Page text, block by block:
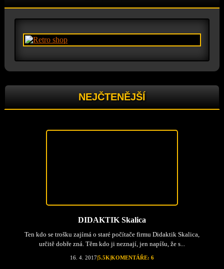
NEJČTENĚJŠÍ
DIDAKTIK Skalica
Ten kdo se trošku zajímá o staré počítače firmu Didaktik Skalica,
určitě dobře zná. Těm kdo ji neznají, jen napíšu, že s...
16. 4. 2017|5.5K|KOMENTÁŘE: 6